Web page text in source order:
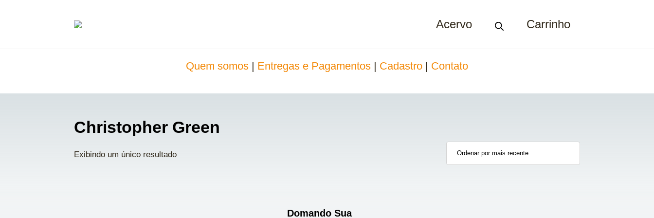
Acervo Carrinho
Quem somos Entregas e Pagamentos Cadastro Contato
Christopher Green
Exibindo um único resultado
Domando Sua